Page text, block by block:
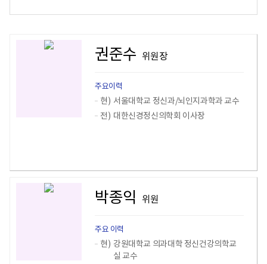
권준수 위원장
주요이력
현) 서울대학교 정신과/뇌인지과학과 교수
전) 대한신경정신의학회 이사장
박종익 위원
주요 이력
현) 강원대학교 의과대학 정신건강의학교
실 교수